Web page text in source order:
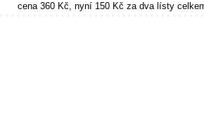
cena 360 Kč, nyní 150 Kč za dva lísty